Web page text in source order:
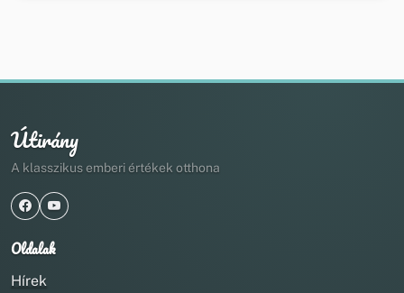
Útirány
A klasszikus emberi értékek otthona
Oldalak
Hírek